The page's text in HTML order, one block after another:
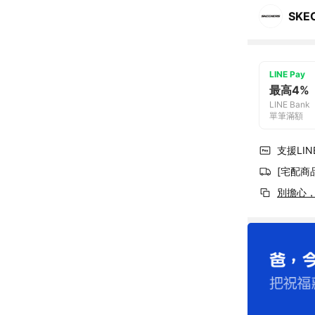
LINE Pay
最高4%
LINE Bank
單筆滿額
支援
[宅配商
別擔心